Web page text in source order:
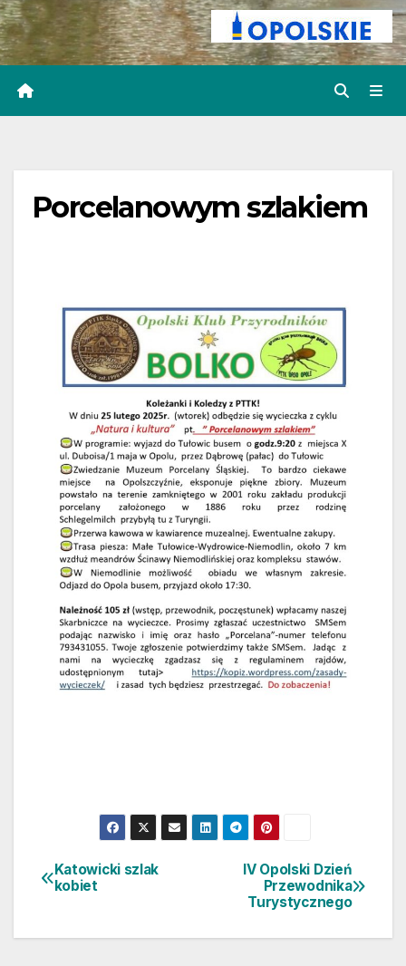
Porcelanowym szlakiem
Nawigacja
IV Opolski Dzień
Przewodnika
Turystycznego
Katowicki szlak
kobiet